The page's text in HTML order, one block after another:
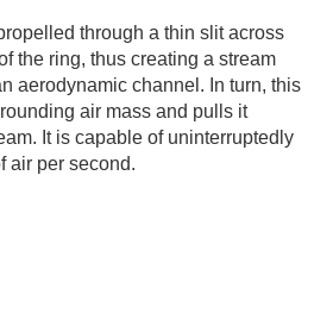
through a thin slit across
the ring, thus creating a stream
aerodynamic channel. In turn, this
air mass and pulls it
It is capable of uninterruptedly
air per second.